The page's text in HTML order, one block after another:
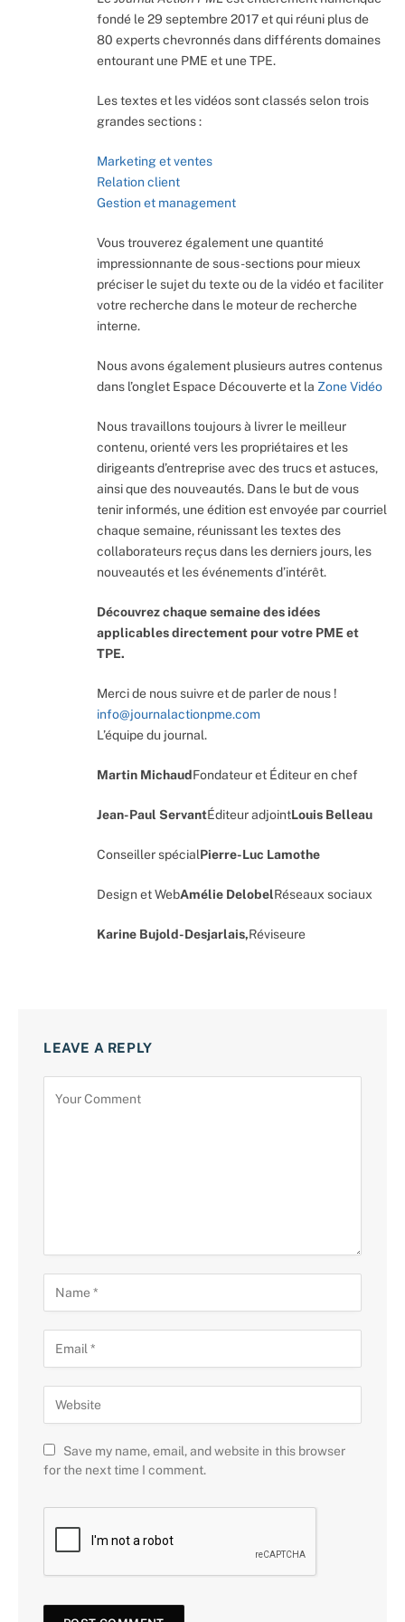
fondé le 29 septembre 2017 et qui réuni plus de
80 experts chevronnés dans différents domaines
entourant une PME et une TPE.
Les textes et les vidéos sont classés selon trois
grandes sections :
Marketing et ventes
Relation client
Gestion et management
Vous trouverez également une quantité
impressionnante de sous-sections pour mieux
préciser le sujet du texte ou de la vidéo et faciliter
votre recherche dans le moteur de recherche
interne.
Nous avons également plusieurs autres contenus
dans l’onglet Espace Découverte et la Zone Vidéo
Nous travaillons toujours à livrer le meilleur
contenu, orienté vers les propriétaires et les
dirigeants d’entreprise avec des trucs et astuces,
ainsi que des nouveautés. Dans le but de vous
tenir informés, une édition est envoyée par courriel
chaque semaine, réunissant les textes des
collaborateurs reçus dans les derniers jours, les
nouveautés et les événements d’intérêt.
Découvrez chaque semaine des idées
applicables directement pour votre PME et
TPE.
Merci de nous suivre et de parler de nous !
info@journalactionpme.com
L’équipe du journal.
Martin MichaudFondateur et Éditeur en chef
Jean-Paul ServantÉditeur adjointLouis Belleau
Conseiller spécialPierre-Luc Lamothe
Design et WebAmélie DelobelRéseaux sociaux
Karine Bujold-Desjarlais,Réviseure
LEAVE A REPLY
Save my name, email, and website in this browser
for the next time I comment.